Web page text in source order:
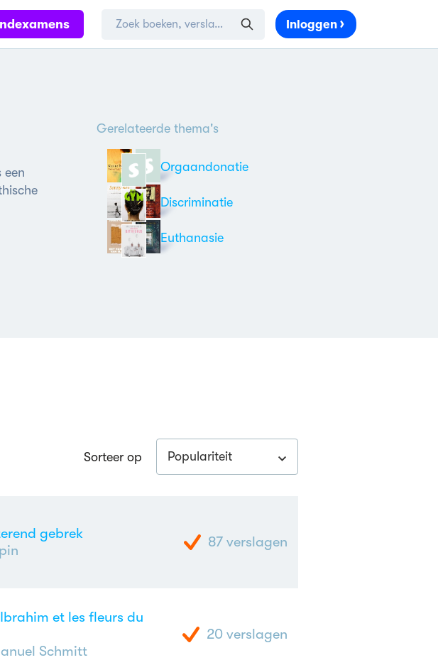
Inloggen
een
Gerelateerde thema's
Orgaandonatie
Discriminatie
Euthanasie
Sorteer op Populariteit
gebrek
87 verslagen
et les fleurs du
Schmitt
20 verslagen